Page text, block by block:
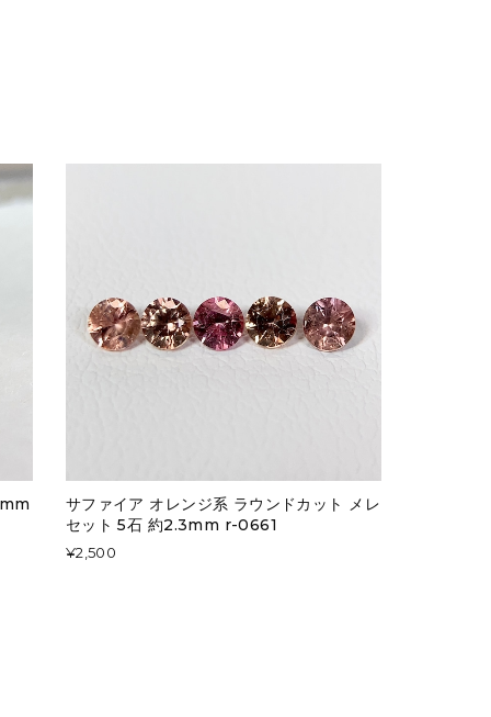
サファイア オレンジ系 ラウンドカット メレ
セット 5石 約2.3mm r-0661
¥2,500